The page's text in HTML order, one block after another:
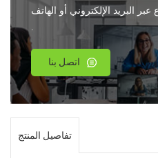
البريد الإلكتروني أو الهاتف
اتصل بنا
تفاصيل المنتج